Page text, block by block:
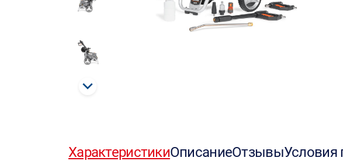
ХарактеристикиОписаниеОтзывыУсловия